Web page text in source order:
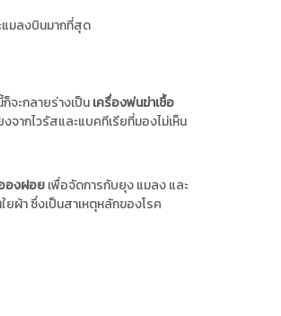
แมลงบินมากที่สุด
จะกลายร่างเป็นเครื่องพ่นฆ่าเชื้อ
จากไวรัสและแบคทีเรียที่มองไม่เห็น
องฝอยเพื่อจัดการกับยุง แมลง และ
ผ้า ซึ่งเป็นสาเหตุหลักของโรค